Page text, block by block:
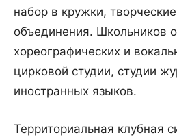
набор в кружки,
объединения. Школьников
хореографических и
цирковой студии, студии
иностранных языков.
Территориальная клубная